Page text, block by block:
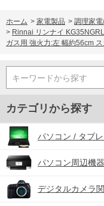
ホーム > 家電製品 > 調理家
> Rinnai リンナイ
ガス用 強火力:左 幅約56cm
キーワードから探す
カテゴリから探す
パソコン / タブレ
パソコン周辺機
デジタルカメラ